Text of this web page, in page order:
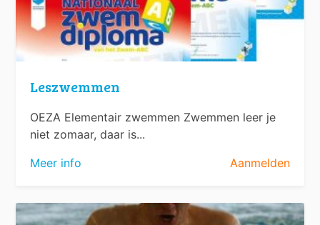
Leszwemmen
OEZA Elementair zwemmen Zwemmen leer je
niet zomaar, daar is...
Meer info
Aanmelden